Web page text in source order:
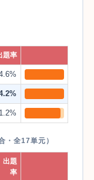
題率
・全17単元）
出題
率